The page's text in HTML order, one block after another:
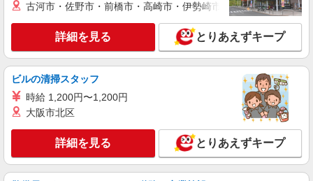
分単位で別途支給します。
トラストガーデン南平台 （東京都渋谷区南平
台町９－６）
キープ 詳細を見る
コンパスグループ・ジャパン株式会社 39672_f
月給28万円〜33万円 試用期間中 月給28万円〜
33万円(試用期間3ヶ月) 残業が発生した場合、残業
代を1分単位で別途支給します。 ▼理論年収（基
本給12ヵ月＋賞与） 3,780,000〜4,620,000円 ▼
トラストガーデン南平台 （東京都渋谷区南平
台町９－６）
古河市・佐野市・前橋市・高崎市・伊勢崎市・太田市・館林市
詳細を見る とりあえずキープ
ビルの清掃スタッフ
時給 1,200円〜1,200円
大阪市北区
詳細を見る とりあえずキープ